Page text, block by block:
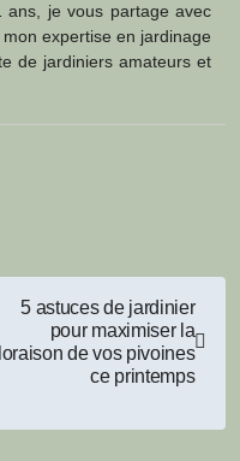
ans, je vous partage avec
expertise en jardinage
de jardiniers amateurs et
5 astuces de jardinier
pour maximiser la
de vos pivoines
ce printemps